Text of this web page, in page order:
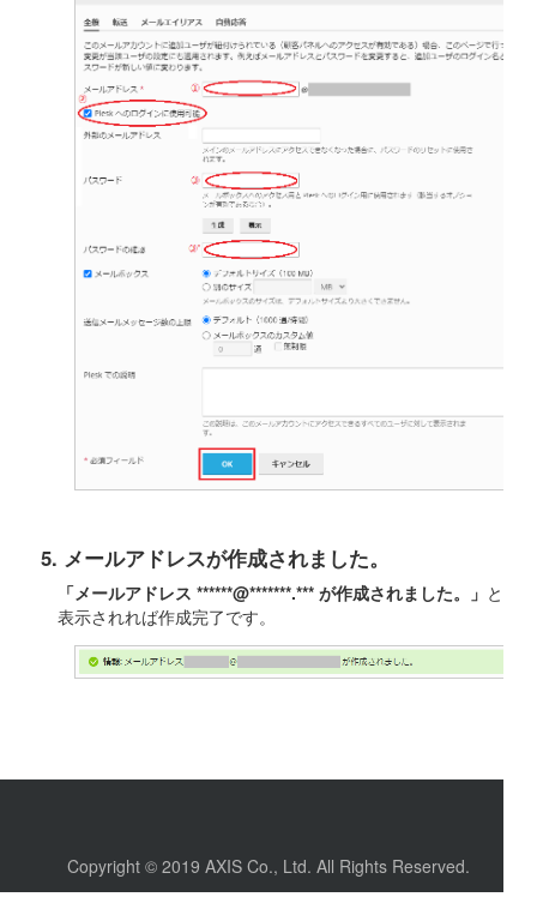
5. メールアドレスが作成されました。
「メールアドレス ******@*******.*** が作成されました。」 と
表示されれば作成完了です。
Copyright © 2019 AXIS Co., Ltd. All Rights Reserved.